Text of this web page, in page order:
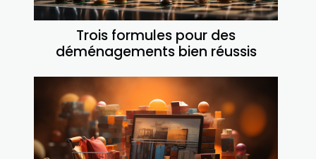
Trois formules pour des
déménagements bien réussis